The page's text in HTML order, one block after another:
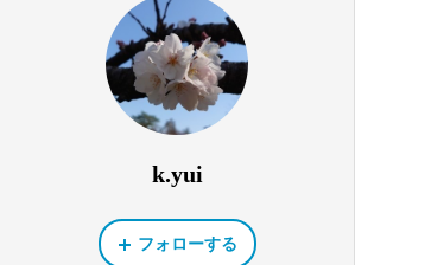
k.yui
フォローする